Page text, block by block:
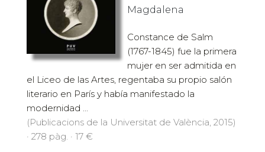
Magdalena
Constance de Salm
(1767-1845) fue la primera
mujer en ser admitida en
el Liceo de las Artes, regentaba su propio salón
literario en París y había manifestado la
modernidad ...
(Publicacions de la Universitat de València, 2015)
· 278 pàg. · 17 €